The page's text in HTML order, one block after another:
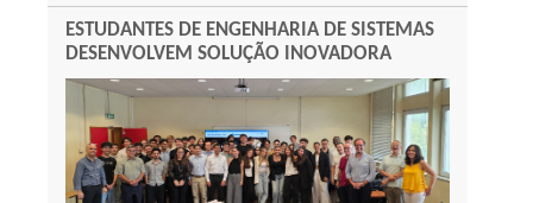
ESTUDANTES DE ENGENHARIA DE SISTEMAS
DESENVOLVEM SOLUÇÃO INOVADORA